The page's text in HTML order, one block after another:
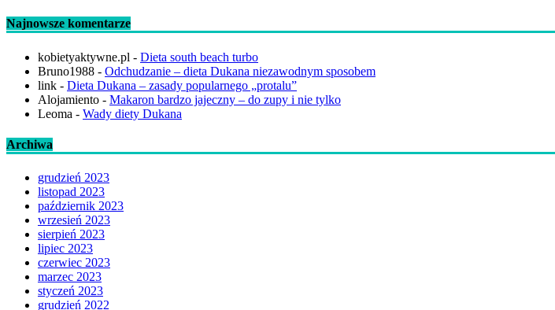
Najnowsze komentarze
kobietyaktywne.pl - Dieta south beach turbo
Bruno1988 - Odchudzanie – dieta Dukana niezawodnym sposobem
link - Dieta Dukana – zasady popularnego „protalu”
Alojamiento - Makaron bardzo jajeczny – do zupy i nie tylko
Leoma - Wady diety Dukana
Archiwa
grudzień 2023
listopad 2023
październik 2023
wrzesień 2023
sierpień 2023
lipiec 2023
czerwiec 2023
marzec 2023
styczeń 2023
grudzień 2022